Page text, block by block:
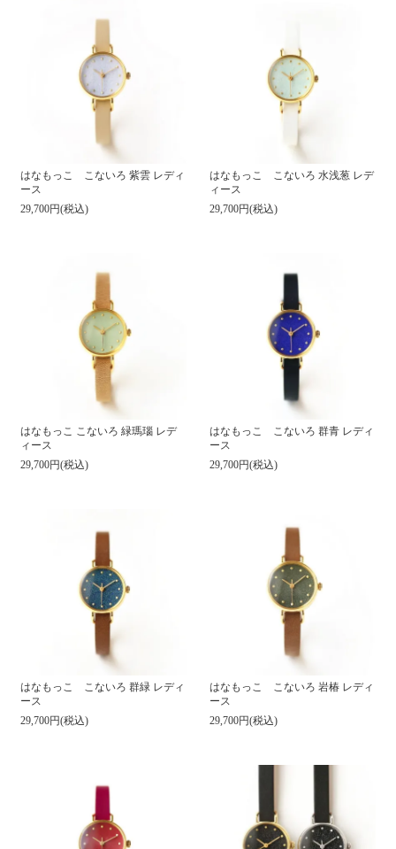
はなもっこ こないろ 紫雲 レディ
ース
29,700円(税込)
はなもっこ こないろ 水浅葱 レデ
ィース
29,700円(税込)
はなもっこ こないろ 緑瑪瑙 レデ
ィース
29,700円(税込)
はなもっこ こないろ 群青 レディ
ース
29,700円(税込)
はなもっこ こないろ 群緑 レディ
ース
29,700円(税込)
はなもっこ こないろ 岩椿 レディ
ース
29,700円(税込)